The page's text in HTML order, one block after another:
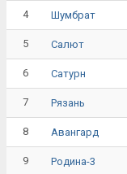
4 Шумбрат
5 Салют
6 Сатурн
7 Рязань
8 Авангард
9 Родина-3